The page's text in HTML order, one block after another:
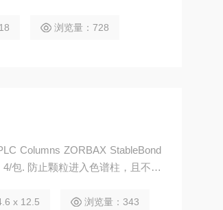
浏览量：728
包. 防止颗粒进入色谱柱，且不影
x 12.5 浏览量：343